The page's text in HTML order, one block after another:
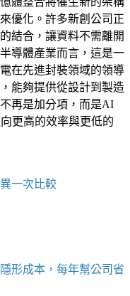
優化。許多新創公司正
結合，讓資料不需離開
導體產業而言，這是一
在先進封裝領域的領導
能夠提供從設計到製造
再是加分項，而是AI
更高的效率與更低的
一次比較
形成本，每年幫公司省